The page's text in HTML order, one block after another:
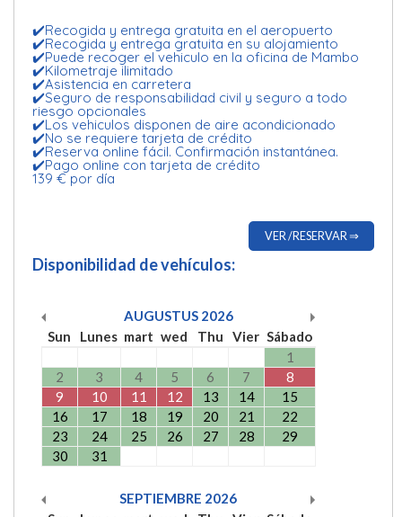
✔️Recogida y entrega gratuita en el aeropuerto
✔️Recogida y entrega gratuita en su alojamiento
✔️Puede recoger el vehiculo en la oficina de Mambo
✔️Kilometraje ilimitado
✔️Asistencia en carretera
✔️Seguro de responsabilidad civil y seguro a todo
riesgo opcionales
✔️Los vehiculos disponen de aire acondicionado
✔️No se requiere tarjeta de crédito
✔️Reserva online fácil. Confirmación instantánea.
✔️Pago online con tarjeta de crédito
139 € por día
VER /RESERVAR ⇒
Disponibilidad de vehículos:
AUGUSTUS 2026
Sun
Lunes mart wed Thu Vier Sábado
1
2
3 4 5 6 7
8
9
10 11 12 13 14
15
16
17 18 19 20 21
22
23
24 25 26 27 28
29
30
31
SEPTIEMBRE 2026